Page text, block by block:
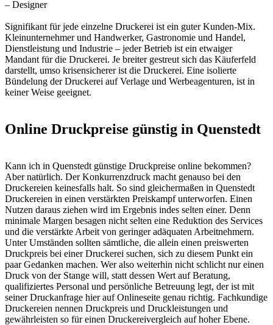
– Designer
Signifikant für jede einzelne Druckerei ist ein guter Kunden-Mix.
Kleinunternehmer und Handwerker, Gastronomie und Handel,
Dienstleistung und Industrie – jeder Betrieb ist ein etwaiger
Mandant für die Druckerei. Je breiter gestreut sich das Käuferfeld
darstellt, umso krisensicherer ist die Druckerei. Eine isolierte
Bündelung der Druckerei auf Verlage und Werbeagenturen, ist in
keiner Weise geeignet.
Online Druckpreise günstig in Quenstedt
Kann ich in Quenstedt günstige Druckpreise online bekommen?
Aber natürlich. Der Konkurrenzdruck macht genauso bei den
Druckereien keinesfalls halt. So sind gleichermaßen in Quenstedt
Druckereien in einen verstärkten Preiskampf unterworfen. Einen
Nutzen daraus ziehen wird im Ergebnis indes selten einer. Denn
minimale Margen besagen nicht selten eine Reduktion des Services
und die verstärkte Arbeit von geringer adäquaten Arbeitnehmern.
Unter Umständen sollten sämtliche, die allein einen preiswerten
Druckpreis bei einer Druckerei suchen, sich zu diesem Punkt ein
paar Gedanken machen. Wer also weiterhin nicht schlicht nur einen
Druck von der Stange will, statt dessen Wert auf Beratung,
qualifiziertes Personal und persönliche Betreuung legt, der ist mit
seiner Druckanfrage hier auf Onlineseite genau richtig. Fachkundige
Druckereien nennen Druckpreis und Druckleistungen und
gewährleisten so für einen Druckereivergleich auf hoher Ebene.